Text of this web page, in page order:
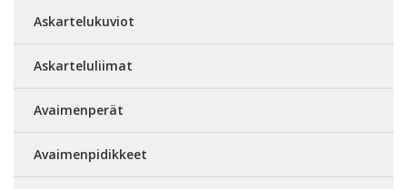
Askartelukuviot
Askarteluliimat
Avaimenperät
Avaimenpidikkeet